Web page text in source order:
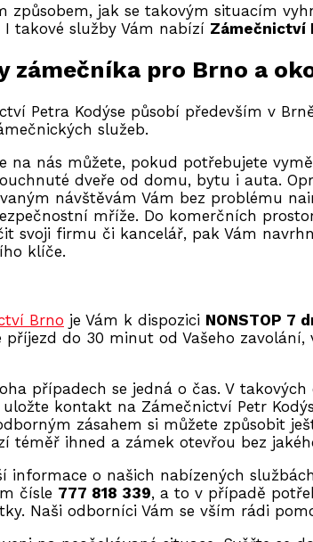
způsobem, jak se takovým situacím
I takové služby Vám nabízí Zámečnictví
zámečníka pro Brno a
Petra Kodýse působí především v
služeb.
na nás můžete, pokud potřebujete
dveře od domu, bytu i auta.
návštěvám Vám bez problému
mříže. Do komerčních
svoji firmu či kancelář, pak Vám
klíče.
Brno je Vám k dispozici NONSTOP 7
příjezd do 30 minut od Vašeho
případech se jedná o čas. V
kontakt na Zámečnictví Petr
zásahem si můžete způsobit
ihned a zámek otevřou bez
informace o našich nabízených
čísle 777 818 339, a to v případě
Naši odborníci Vám se vším rádi